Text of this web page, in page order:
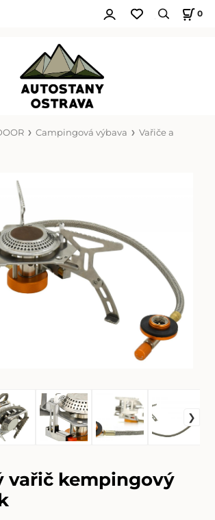
0
Campingová výbava
Vařiče a
vařič kempingový